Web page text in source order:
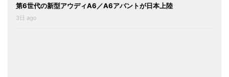
第6世代の新型アウディA6／A6アバントが日本上陸
3日 ago